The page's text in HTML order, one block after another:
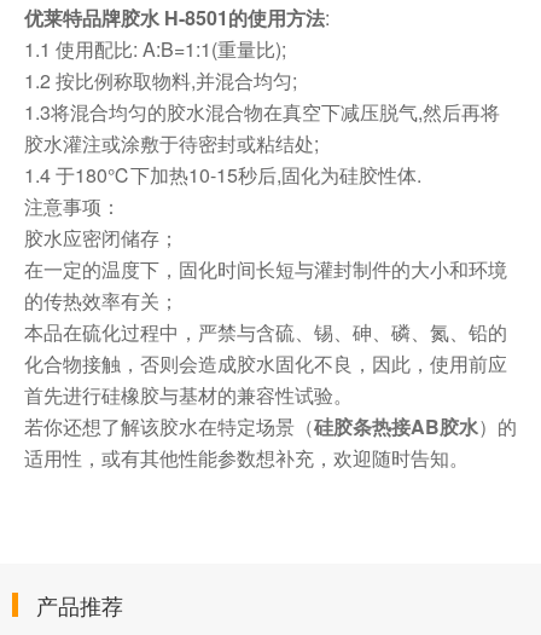
优莱特品牌胶水 H-8501的使用方法:
1.1 使用配比: A:B=1:1(重量比);
1.2 按比例称取物料,并混合均匀;
1.3将混合均匀的胶水混合物在真空下减压脱气,然后再将
胶水灌注或涂敷于待密封或粘结处;
1.4于180℃下加热10-15秒后,固化为硅胶性体.
注意事项：
胶水应密闭储存；
在一定的温度下，固化时间长短与灌封制件的大小和环境
的传热效率有关；
本品在硫化过程中，严禁与含硫、锡、砷、磷、氮、铅的
化合物接触，否则会造成胶水固化不良，因此，使用前应
首先进行硅橡胶与基材的兼容性试验。
若你还想了解该胶水在特定场景（硅胶条热接AB胶水）的
适用性，或有其他性能参数想补充，欢迎随时告知。
产品推荐